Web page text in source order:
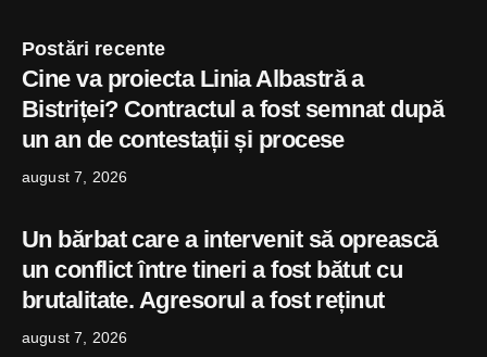
Postări recente
Cine va proiecta Linia Albastră a
Bistriței? Contractul a fost semnat după
un an de contestații și procese
august 7, 2026
Un bărbat care a intervenit să oprească
un conflict între tineri a fost bătut cu
brutalitate. Agresorul a fost reținut
august 7, 2026